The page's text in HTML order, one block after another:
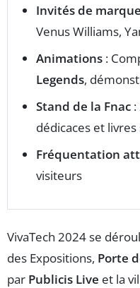
Invités de marque
Venus Williams,
Animations :
Legends,
Stand de la Fnac
dédicaces et
Fréquentation
visiteurs
VivaTech 2024 se
des Expositions, Porte
par Publicis Live et la